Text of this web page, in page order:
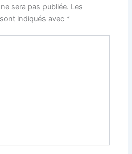
sera pas publiée. Les
indiqués avec *